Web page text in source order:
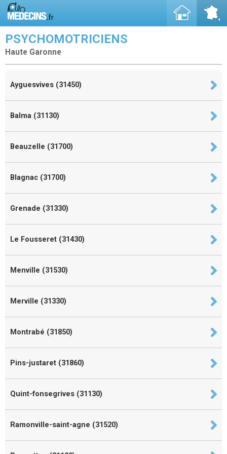
PSYCHOMOTRICIENS
Haute Garonne
Ayguesvives (31450)
Balma (31130)
Beauzelle (31700)
Blagnac (31700)
Grenade (31330)
Le Fousseret (31430)
Menville (31530)
Merville (31330)
Montrabé (31850)
Pins-justaret (31860)
Quint-fonsegrives (31130)
Ramonville-saint-agne (31520)